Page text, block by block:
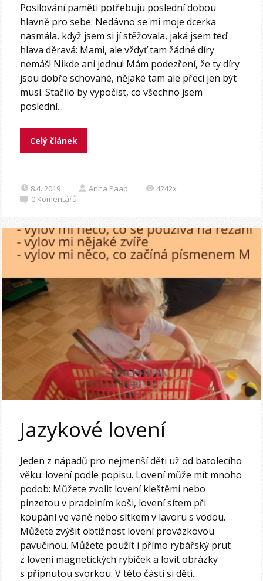
Posilování paměti potřebuju poslední dobou
hlavně pro sebe. Nedávno se mi moje dcerka
nasmála, když jsem si jí stěžovala, jaká jsem teď
hlava děravá: Mami, ale vždyť tam žádné díry
nemáš! Nikde ani jednu! Mám podezření, že ty díry
jsou dobře schované, nějaké tam ale přeci jen být
musí. Stačilo by vypočíst, co všechno jsem
poslední...
Celý článek
8.4. 2019 Anna Paap
4242x
0 Komentářů
Jazykové lovení
Jeden z nápadů pro nejmenší děti už od batolecího
věku: lovení podle popisu. Lovení může mít mnoho
podob: Můžete zvolit lovení kleštěmi nebo
pinzetou v pradelním koši, lovení sítem při
koupání ve vaně nebo sítkem v lavoru s vodou.
Můžete zvýšit obtížnost lovení provázkovou
pavučinou. Můžete použít i přímo rybářský prut
z lovení magnetických rybiček a lovit obrázky
s připnutou svorkou. V této části si děti...